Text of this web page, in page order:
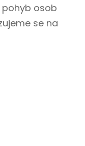
osob
se na